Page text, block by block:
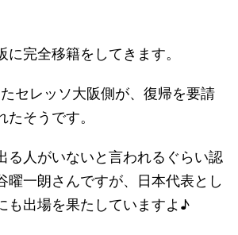
に完全移籍をしてきます。
セレッソ大阪側が、復帰を要請
たそうです。
る人がいないと言われるぐらい認
曜一朗さんですが、日本代表とし
も出場を果たしていますよ♪